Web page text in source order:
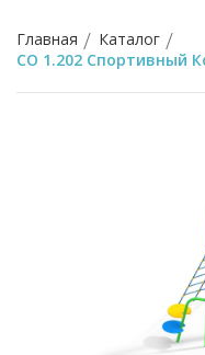
Главная
Каталог
СО 1.202 Спортивный